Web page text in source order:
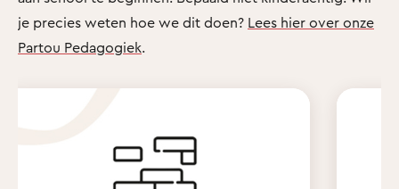
je precies weten hoe we dit doen? Lees hier over onze
Partou Pedagogiek.